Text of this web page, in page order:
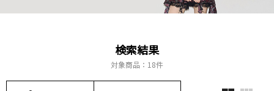
検索結果
対象商品： 18件